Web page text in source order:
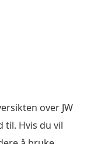
over JW
til. Hvis du vil